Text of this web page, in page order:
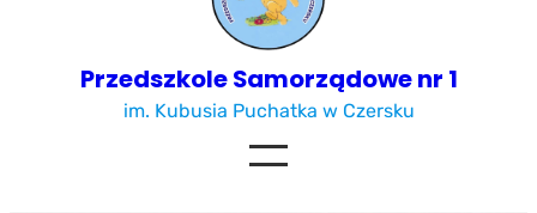
Przedszkole Samorządowe nr 1
im. Kubusia Puchatka w Czersku